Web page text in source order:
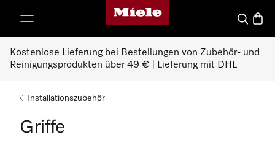
Miele-Homepage
Suche
Kostenlose Lieferung bei Bestellungen von Zubehör- und
Reinigungsprodukten über 49 € | Lieferung mit DHL
Installationszubehör
Griffe